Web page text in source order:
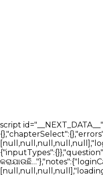
script id="__NEXT_DATA__" type="application/json">{"props":{"pageProps":{"_nextI18Next":{"initialI18nStore":{"or":{"bible":{"page":{"head":{},"bibleReader":{"bookSelect":{},"chapterSelect":{},"errors":{},"sidebarViewPicker":{"showBar":{},"hideBar":{}},"readerTabSection":{"tabList":[null,null,null,null],"searchBlock":{"tabList":[null,null,null,null,null],"logo":{},"input":{},"translationSelector":{"selectTranslationInput":{}},"trendingSearch":{},"loading":{},"messages":{},"introCards":{"navigate":{"inputTypes":{}},"question":{},"goToVerse":{},"selectVerse":{}},"assistant":{"messages":{"start":[null,null,null],"thinking":[null,null,null,null]}},"answering":"ଉତ୍ତର ପ୍ରସ୍ତୁତ କରାଯାଉଛି…"},"notes":{"loginCard":{},"btn":{},"messages":{},"dropdown":{"textFormat":{},"textAlignment":{},"blockTypes":{}},"labels":{}}},"verseOverview":{"tabList":[null,null,null,null],"loading":{}},"bibleSelectorTitles":{},"swipeNavigation":{},"betaFeedback":{"form":{},"feedbackForm":{"experienceRating":{"options":[null,null,null,null,null]},"readingMeans":{"options":[null,null]},"useAssistant":{},"willingToPay":{},"paymentAmount":{},"isEasyToUse":{},"sidebarDistracting":{},"additionalComments":{}},"intro":{"test":{"list":[null,null]},"optional":{"list":[null,null]}}}}}},"nav":{"nav":{"navMenu":[{"id":2,"path":"/bible","icon":"bible"},{"id":1,"path":"/search","icon":"search"},{"id":6,"path":"/download","icon":"download"},{"id":5,"path":"/about","icon":"about"},{"id":5,"path":"/contact","icon":"contact"}],"footerMenu":[{"path":"/"},{"path":"/bible"},{"path":"/give"},{"path":"/technology"},{"path":"/